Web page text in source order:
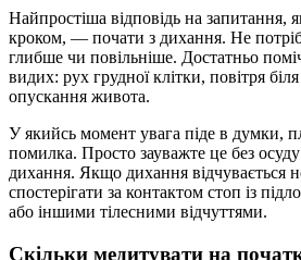
Найпростіша відповідь на запитання,
кроком, — почати з дихання. Не
глибше чи повільніше. Достатньо
видих: рух грудної клітки, повітря біля
опускання живота.
У якийсь момент увага піде в думки,
помилка. Просто зауважте це без
дихання. Якщо дихання відчувається
спостерігати за контактом стоп із
або іншими тілесними відчуттями.
Скільки медитувати на